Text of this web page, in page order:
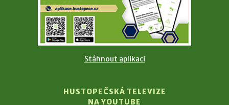
Stáhnout aplikaci
HUSTOPEČSKÁ TELEVIZE
NA YOUTUBE